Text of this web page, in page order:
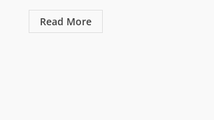
Read More